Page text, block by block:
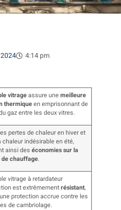
4:14 pm
vitrageassure unemeilleure
thermiqueen emprisonnant de
gaz entre les deux vitres.
pertes de chaleur en hiver et
chaleur indésirable en été,
ainsi deséconomies sur la
chauffage.
vitrage à retardateur
est extrêmementrésistant,
protection accrue contre les
de cambriolage.